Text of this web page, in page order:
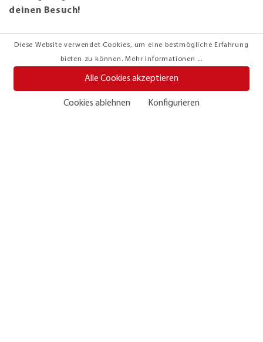
Diese Website verwendet Cookies, um eine bestmögliche Erfahrung
bieten zu können. Mehr Informationen ...
Alle Cookies akzeptieren
Cookies ablehnen Konfigurieren
deinen Besuch!
BERATUNGSTERMIN
kostenlos & unverbindlich
JETZT VEREINBAREN